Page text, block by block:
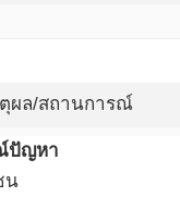
ผล/สถานการณ์
ปัญหา
น